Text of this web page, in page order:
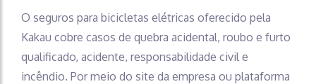
O seguros para bicicletas elétricas oferecido pela
Kakau cobre casos de quebra acidental, roubo e furto
qualificado, acidente, responsabilidade civil e
incêndio. Por meio do site da empresa ou plataforma